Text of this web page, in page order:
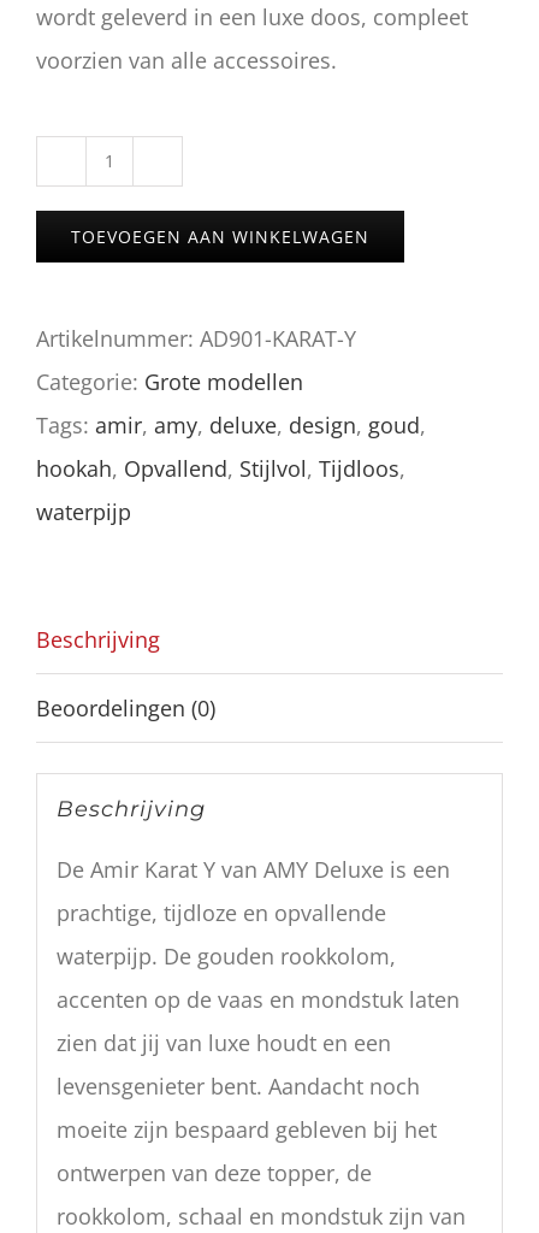
wordt geleverd in een luxe doos, compleet
voorzien van alle accessoires.
Amir
Karat
Y
AMY
Deluxe
aantal
TOEVOEGEN AAN WINKELWAGEN
Artikelnummer: AD901-KARAT-Y
Categorie: Grote modellen
Tags: amir, amy, deluxe, design, goud,
hookah, Opvallend, Stijlvol, Tijdloos,
waterpijp
Beschrijving
Beoordelingen (0)
Beschrijving
De Amir Karat Y van AMY Deluxe is een
prachtige, tijdloze en opvallende
waterpijp. De gouden rookkolom,
accenten op de vaas en mondstuk laten
zien dat jij van luxe houdt en een
levensgenieter bent. Aandacht noch
moeite zijn bespaard gebleven bij het
ontwerpen van deze topper, de
rookkolom, schaal en mondstuk zijn van